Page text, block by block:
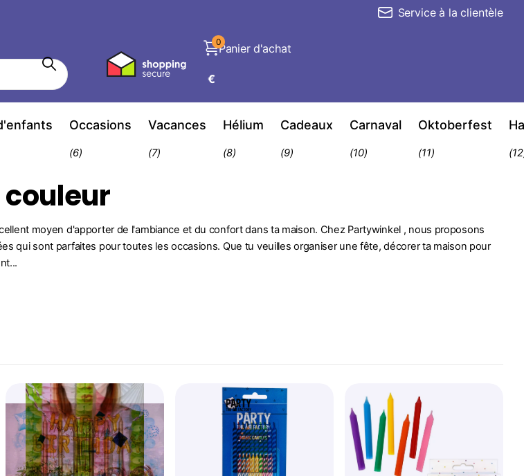
Service à la clientèle
Panier d'achat
0
€
Occasions
(6)
Vacances
(7)
Hélium
(8)
Cadeaux
(9)
Carnaval
(10)
Oktoberfest
(11)
moyen d'apporter de l'ambiance et du confort dans ta maison. Chez Partywinkel , nous proposons
qui sont parfaites pour toutes les occasions. Que tu veuilles organiser une fête, décorer ta maison pour